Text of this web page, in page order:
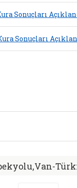
Sonuçları
Sonuçları